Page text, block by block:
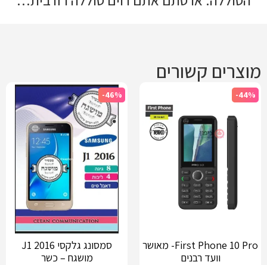
מוצרים קשורים
-44%
First Phone 10 Pro- מאושר
וועד רבנים
-46%
סמסונג גלקסי J1 2016
מושגח – כשר